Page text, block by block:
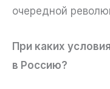
очередной
При каких
в Россию?